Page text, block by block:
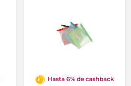
Hasta 6% de cashback